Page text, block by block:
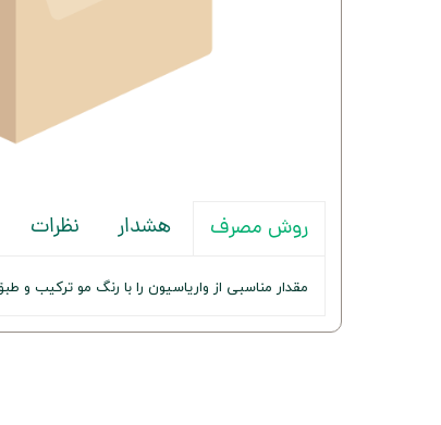
روش مصرف هشدار نظرات
مقدار مناسبی از واریاسیون را با رنگ مو ترکیب و